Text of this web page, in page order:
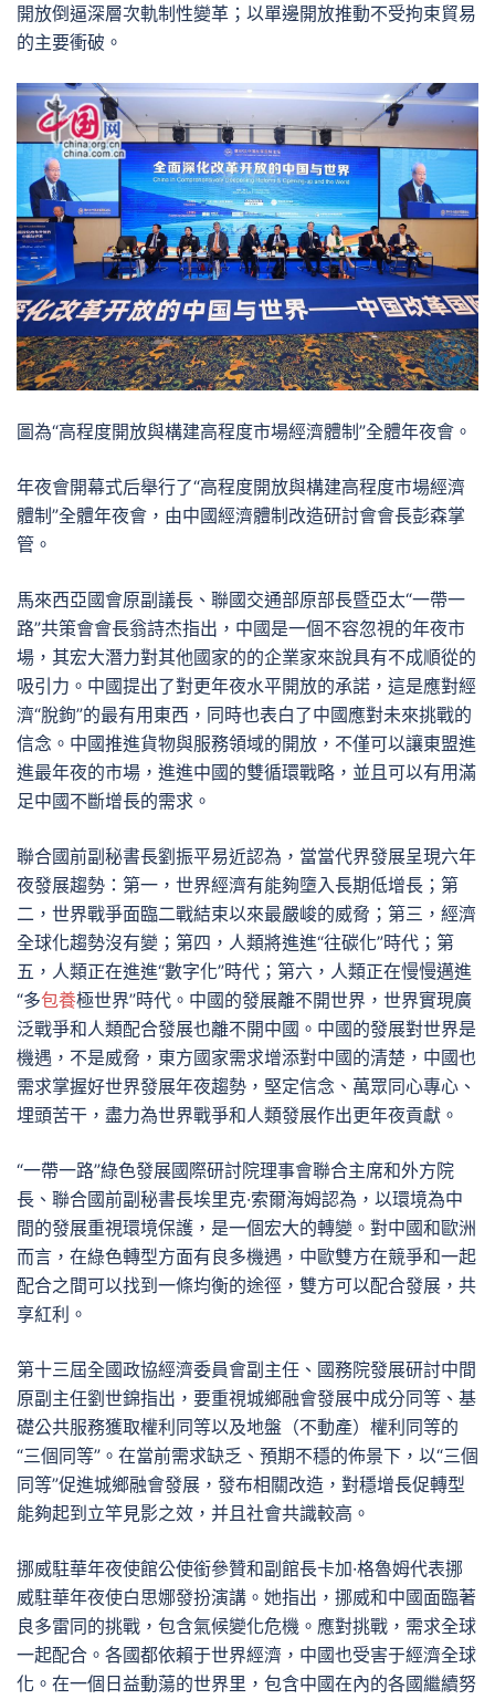
開放倒逼深層次軌制性變革；以單邊開放推動不受拘束貿易
的主要衝破。
圖為“高程度開放與構建高程度市場經濟體制”全體年夜會。
年夜會開幕式后舉行了“高程度開放與構建高程度市場經濟
體制”全體年夜會，由中國經濟體制改造研討會會長彭森掌
管。
馬來西亞國會原副議長、聯國交通部原部長暨亞太“一帶一
路”共策會會長翁詩杰指出，中國是一個不容忽視的年夜市
場，其宏大潛力對其他國家的的企業家來說具有不成順從的
吸引力。中國提出了對更年夜水平開放的承諾，這是應對經
濟“脫鉤”的最有用東西，同時也表白了中國應對未來挑戰的
信念。中國推進貨物與服務領域的開放，不僅可以讓東盟進
進最年夜的市場，進進中國的雙循環戰略，並且可以有用滿
足中國不斷增長的需求。
聯合國前副秘書長劉振平易近認為，當當代界發展呈現六年
夜發展趨勢：第一，世界經濟有能夠墮入長期低增長；第
二，世界戰爭面臨二戰結束以來最嚴峻的威脅；第三，經濟
全球化趨勢沒有變；第四，人類將進進“往碳化”時代；第
五，人類正在進進“數字化”時代；第六，人類正在慢慢邁進
“多包養極世界”時代。中國的發展離不開世界，世界實現廣
泛戰爭和人類配合發展也離不開中國。中國的發展對世界是
機遇，不是威脅，東方國家需求增添對中國的清楚，中國也
需求掌握好世界發展年夜趨勢，堅定信念、萬眾同心專心、
埋頭苦干，盡力為世界戰爭和人類發展作出更年夜貢獻。
“一帶一路”綠色發展國際研討院理事會聯合主席和外方院
長、聯合國前副秘書長埃里克·索爾海姆認為，以環境為中
間的發展重視環境保護，是一個宏大的轉變。對中國和歐洲
而言，在綠色轉型方面有良多機遇，中歐雙方在競爭和一起
配合之間可以找到一條均衡的途徑，雙方可以配合發展，共
享紅利。
第十三屆全國政協經濟委員會副主任、國務院發展研討中間
原副主任劉世錦指出，要重視城鄉融會發展中成分同等、基
礎公共服務獲取權利同等以及地盤（不動產）權利同等的
“三個同等”。在當前需求缺乏、預期不穩的佈景下，以“三個
同等”促進城鄉融會發展，發布相關改造，對穩增長促轉型
能夠起到立竿見影之效，并且社會共識較高。
挪威駐華年夜使館公使銜參贊和副館長卡加·格魯姆代表挪
威駐華年夜使白思娜發扮演講。她指出，挪威和中國面臨著
良多雷同的挑戰，包含氣候變化危機。應對挑戰，需求全球
一起配合。各國都依賴于世界經濟，中國也受害于經濟全球
化。在一個日益動蕩的世界里，包含中國在內的各國繼續努